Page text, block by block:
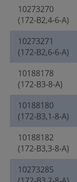
10273270
(172-B2,4-6-A)
10273271
(172-B2,6-6-A)
10188178
(172-B3-8-A)
10188180
(172-B3,1-8-A)
10188182
(172-B3,3-8-A)
10273285